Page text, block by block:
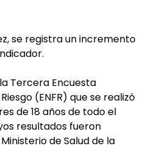
se registra un incremento
Tercera Encuesta
(ENFR) que se realizó
de 18 años de todo el
resultados fueron
de Salud de la